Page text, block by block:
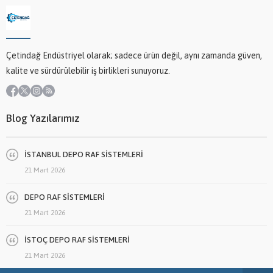
Çetindağ Endüstriyel olarak; sadece ürün değil, aynı zamanda güven,
kalite ve sürdürülebilir iş birlikleri sunuyoruz.
Blog Yazılarımız
İSTANBUL DEPO RAF SİSTEMLERİ
21 Mart 2026
DEPO RAF SİSTEMLERİ
21 Mart 2026
İSTOÇ DEPO RAF SİSTEMLERİ
21 Mart 2026